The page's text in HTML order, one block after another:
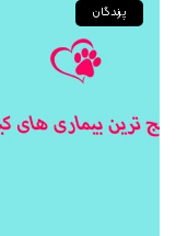
پرندگان